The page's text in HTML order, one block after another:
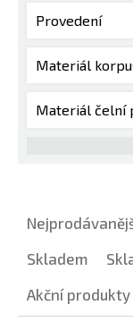
Provedení
Materiál
Materiál čelní
Skladem
Akční produkty